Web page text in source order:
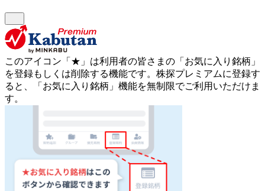
このアイコン 「★」 は利用者の皆さまの 「お気に入り銘柄」
を登録もしくは削除する機能です。 株探プレミアムに登録す
ると、「お気に入り銘柄」機能を無制限でご利用いただけま
す。